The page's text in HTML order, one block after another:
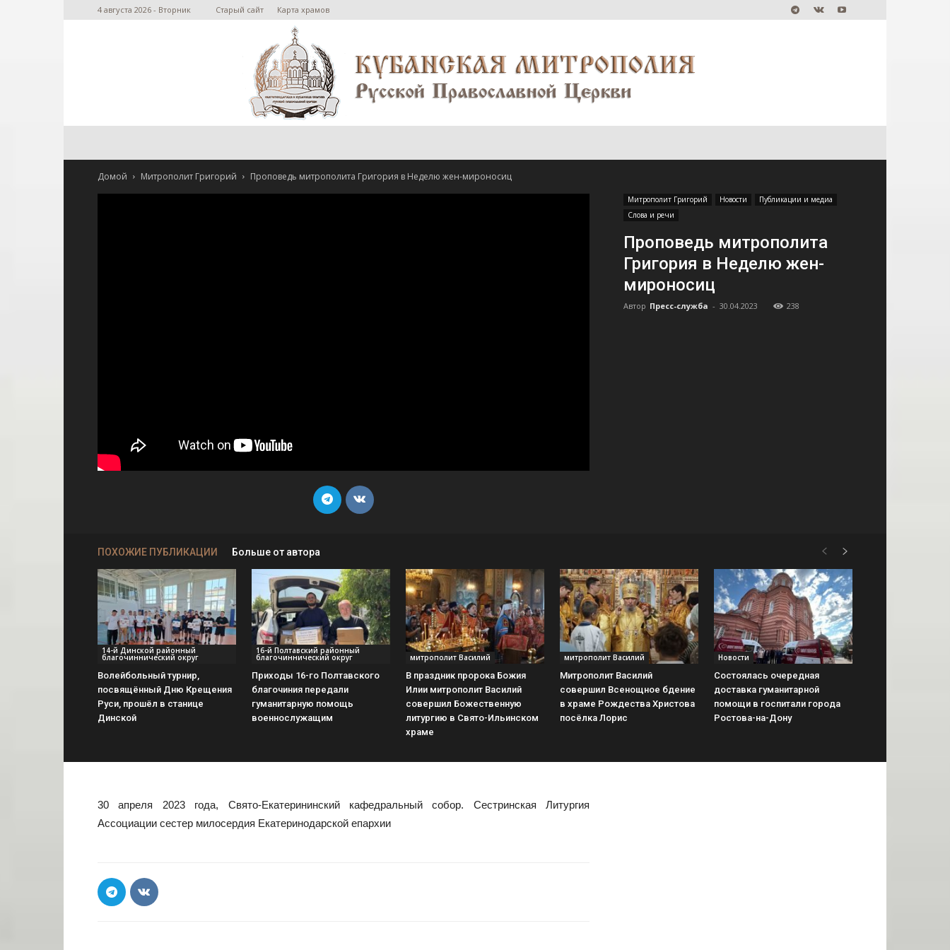
4 августа 2026 - Вторник Старый сайт Карта храмов
Домой Митрополит Григорий Проповедь митрополита Григория в Неделю жен-мироносиц
Митрополит Григорий Новости
Публикации и медиа
Слова и речи
Проповедь митрополита
Григория в Неделю жен-
мироносиц
Автор Пресс-служба - 30.04.2023 238
ПОХОЖИЕ ПУБЛИКАЦИИ Больше от автора
14-й Динской районный
благочиннический округ
Волейбольный турнир,
посвящённый Дню Крещения
Руси, прошёл в станице
Динской
16-й Полтавский районный
благочиннический округ
Приходы 16-го Полтавского
благочиния передали
гуманитарную помощь
военнослужащим
митрополит Василий
В праздник пророка Божия
Илии митрополит Василий
совершил Божественную
литургию в Свято-Ильинском
храме
митрополит Василий
Митрополит Василий
совершил Всенощное бдение
в храме Рождества Христова
посёлка Лорис
Новости
Состоялась очередная
доставка гуманитарной
помощи в госпитали города
Ростова-на-Дону
30 апреля 2023 года, Свято-Екатерининский кафедральный собор. Сестринская Литургия
Ассоциации сестер милосердия Екатеринодарской епархии